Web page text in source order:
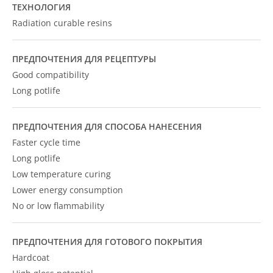
ТЕХНОЛОГИЯ
Radiation curable resins
ПРЕДПОЧТЕНИЯ ДЛЯ РЕЦЕПТУРЫ
Good compatibility
Long potlife
ПРЕДПОЧТЕНИЯ ДЛЯ СПОСОБА НАНЕСЕНИЯ
Faster cycle time
Long potlife
Low temperature curing
Lower energy consumption
No or low flammability
ПРЕДПОЧТЕНИЯ ДЛЯ ГОТОВОГО ПОКРЫТИЯ
Hardcoat